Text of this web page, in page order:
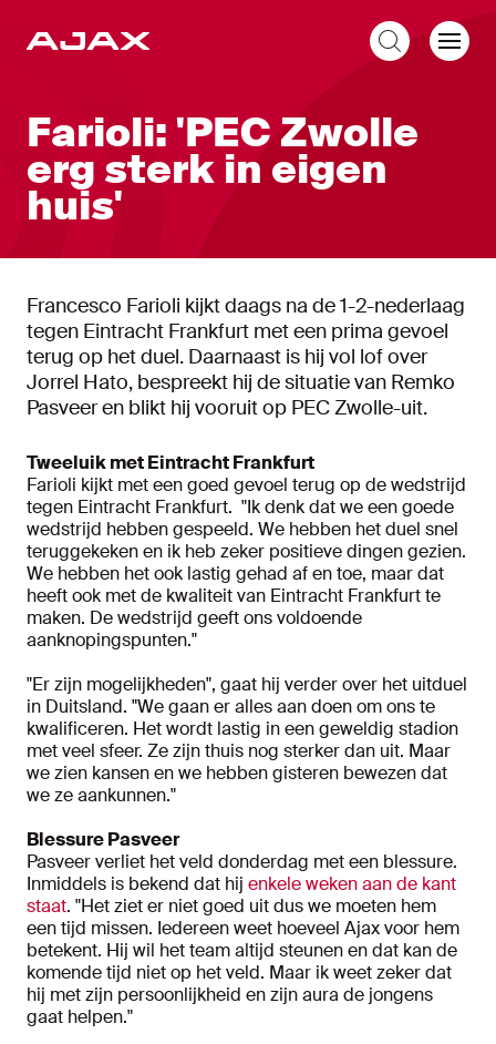
Farioli: 'PEC Zwolle
erg sterk in eigen
huis'
Francesco Farioli kijkt daags na de 1-2-nederlaag
tegen Eintracht Frankfurt met een prima gevoel
terug op het duel. Daarnaast is hij vol lof over
Jorrel Hato, bespreekt hij de situatie van Remko
Pasveer en blikt hij vooruit op PEC Zwolle-uit.
Tweeluik met Eintracht Frankfurt
Farioli kijkt met een goed gevoel terug op de wedstrijd
tegen Eintracht Frankfurt. "Ik denk dat we een goede
wedstrijd hebben gespeeld. We hebben het duel snel
teruggekeken en ik heb zeker positieve dingen gezien.
We hebben het ook lastig gehad af en toe, maar dat
heeft ook met de kwaliteit van Eintracht Frankfurt te
maken. De wedstrijd geeft ons voldoende
aanknopingspunten."
"Er zijn mogelijkheden", gaat hij verder over het uitduel
in Duitsland. "We gaan er alles aan doen om ons te
kwalificeren. Het wordt lastig in een geweldig stadion
met veel sfeer. Ze zijn thuis nog sterker dan uit. Maar
we zien kansen en we hebben gisteren bewezen dat
we ze aankunnen."
Blessure Pasveer
Pasveer verliet het veld donderdag met een blessure.
Inmiddels is bekend dat hij enkele weken aan de kant
staat. "Het ziet er niet goed uit dus we moeten hem
een tijd missen. Iedereen weet hoeveel Ajax voor hem
betekent. Hij wil het team altijd steunen en dat kan de
komende tijd niet op het veld. Maar ik weet zeker dat
hij met zijn persoonlijkheid en zijn aura de jongens
gaat helpen."